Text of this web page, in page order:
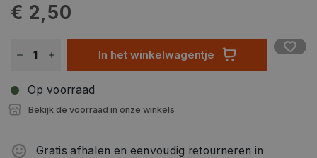
€ 2,50
In het winkelwagentje
Op voorraad
Bekijk de voorraad in onze winkels
Gratis afhalen en eenvoudig retourneren in